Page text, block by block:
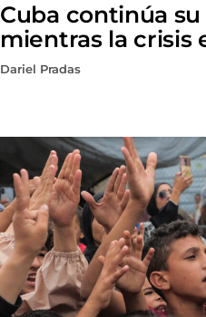
Cuba continúa
mientras la crisis
Dariel Pradas